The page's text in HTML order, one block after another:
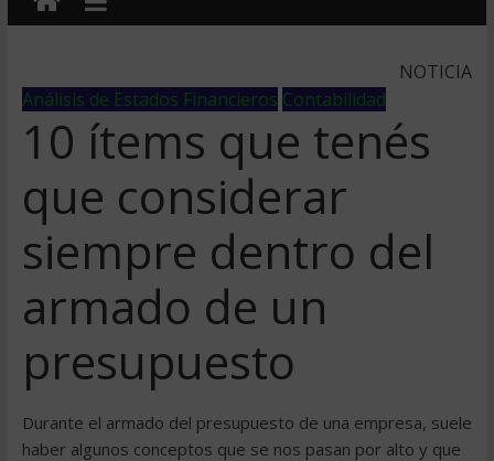
NOTICIA
Análisis de Estados Financieros Contabilidad
10 ítems que tenés
que considerar
siempre dentro del
armado de un
presupuesto
Durante el armado del presupuesto de una empresa, suele
haber algunos conceptos que se nos pasan por alto y que